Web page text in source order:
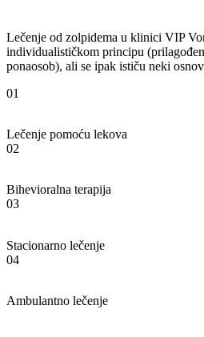
Lečenje od zolpidema u klinici VIP
individualističkom principu
ponaosob), ali se ipak ističu neki
01
Lečenje pomoću lekova
02
Bihevioralna terapija
03
Stacionarno lečenje
04
Ambulantno lečenje